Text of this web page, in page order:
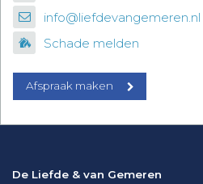
info@liefdevangemeren.nl
Schade melden
Afspraak maken
De Liefde & van Gemeren